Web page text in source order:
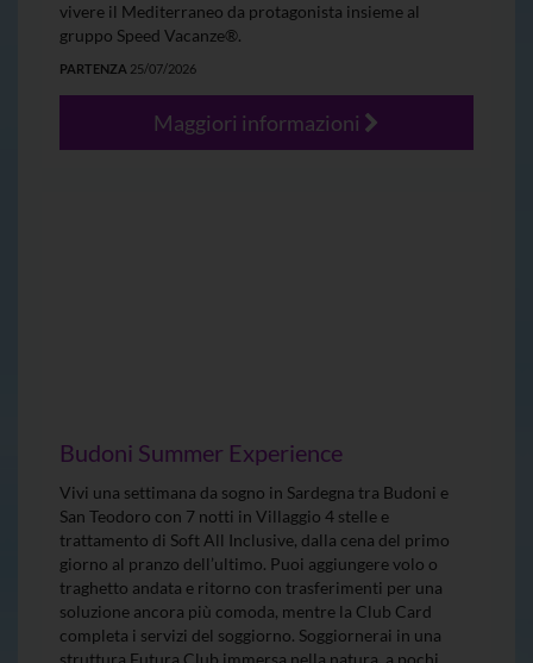
vivere il Mediterraneo da protagonista insieme al
gruppo Speed Vacanze®.
PARTENZA 25/07/2026
Maggiori informazioni
Budoni Summer Experience
Vivi una settimana da sogno in Sardegna tra Budoni e
San Teodoro con 7 notti in Villaggio 4 stelle e
trattamento di Soft All Inclusive, dalla cena del primo
giorno al pranzo dell’ultimo. Puoi aggiungere volo o
traghetto andata e ritorno con trasferimenti per una
soluzione ancora più comoda, mentre la Club Card
completa i servizi del soggiorno. Soggiornerai in una